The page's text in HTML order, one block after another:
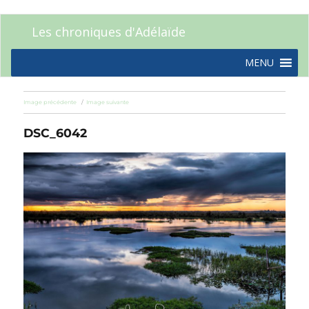
Les chroniques d'Adélaïde
MENU
Image précédente Image suivante
DSC_6042